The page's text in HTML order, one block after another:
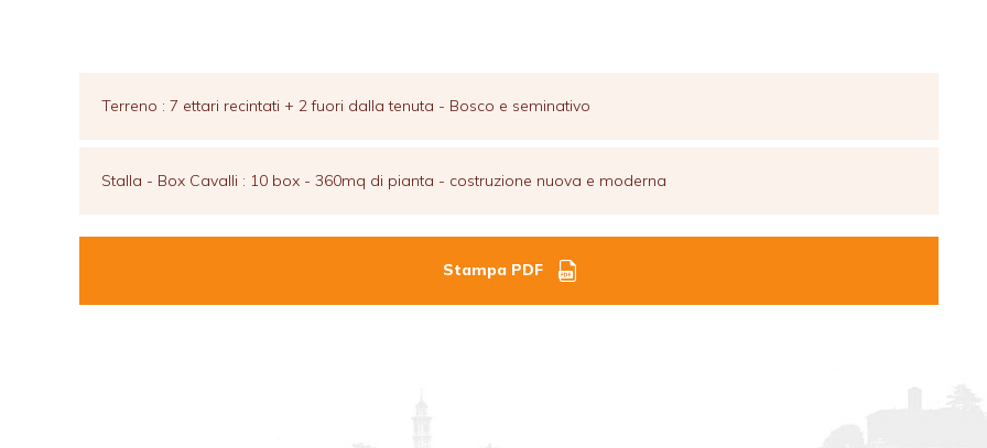
Terreno : 7 ettari recintati + 2 fuori dalla tenuta - Bosco e seminativo
Stalla - Box Cavalli : 10 box - 360mq di pianta - costruzione nuova e moderna
Stampa PDF